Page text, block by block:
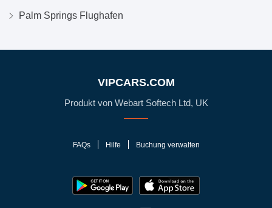
Palm Springs Flughafen
VIPCARS.COM
Produkt von Webart Softech Ltd, UK
FAQs Hilfe Buchung verwalten